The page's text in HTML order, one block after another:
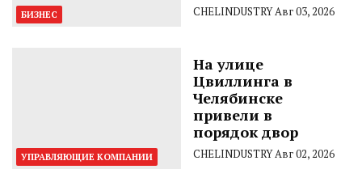
БИЗНЕС CHELINDUSTRYАвг 03, 2026
УПРАВЛЯЮЩИЕ КОМПАНИИ
На улице
Цвиллинга в
Челябинске
привели в
порядок двор
CHELINDUSTRYАвг 02, 2026